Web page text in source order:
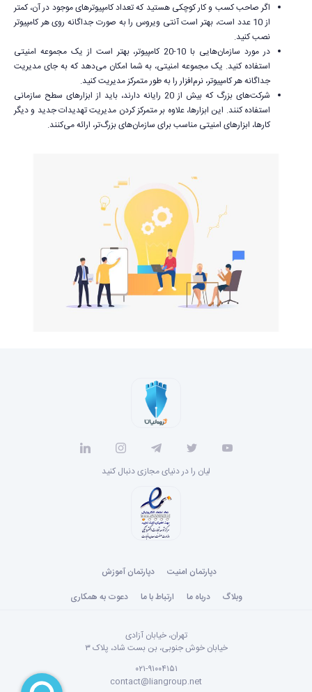
اگر صاحب کسب و کار کوچکی هستید که تعداد کامپیوترهای موجود در آن، کمتر
از 10 عدد است، بهتر است آنتی ویروس را به صورت جداگانه روی هر کامپیوتر
نصب کنید.
در مورد سازمان‌هایی با 10-20 کامپیوتر، بهتر است از یک مجموعه امنیتی
استفاده کنید. یک مجموعه امنیتی، به شما امکان می‌دهد که به جای مدیریت
جداگانه هر کامپیوتر، نرم‌افزار را به طور متمرکز مدیریت کنید.
شرکت‌های بزرگ که بیش از 20 رایانه دارند، باید از ابزارهای سطح سازمانی
استفاده کنند. این ابزارها، علاوه بر متمرکز کردن مدیریت تهدیدات جدید و دیگر
کارها، ابزارهای امنیتی مناسب برای سازمان‌های بزرگ‌تر، ارائه می‌کنند.
دپارتمان امنیت دپارتمان آموزش
لیان را در دنیای مجازی دنبال کنید
وبلاگ درباه ما ارتباط با ما دعوت به همکاری
تهران، خیابان آزادی
خیابان خوش جنوبی، بن بست شاد، پلاک ۳
۰۲۱-۹۱۰۰۴۱۵۱
contact@liangroup.net